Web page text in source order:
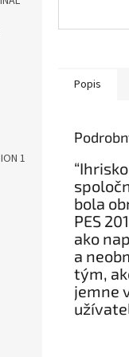
1
Popis
bola
PES
ako
a
tým,
jemne